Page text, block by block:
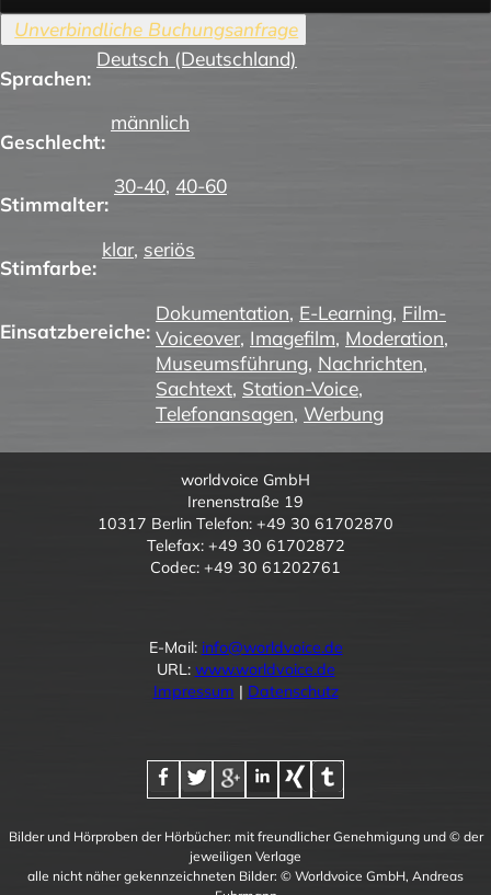
Sprachen:
Deutsch (Deutschland)
Geschlecht:
männlich
Stimmalter:
30-40, 40-60
Stimfarbe:
klar, seriös
Einsatzbereiche:
Dokumentation, E-Learning, Film-
Voiceover, Imagefilm, Moderation,
Museumsführung, Nachrichten,
Sachtext, Station-Voice,
Telefonansagen, Werbung
worldvoice GmbH
Irenenstraße 19
10317 Berlin Telefon: +49 30 61702870
Telefax: +49 30 61702872
Codec: +49 30 61202761
E-Mail: info@worldvoice.de
URL: www.worldvoice.de
Impressum | Datenschutz
Bilder und Hörproben der Hörbücher: mit freundlicher Genehmigung und © der
jeweiligen Verlage
alle nicht näher gekennzeichneten Bilder: © Worldvoice GmbH, Andreas